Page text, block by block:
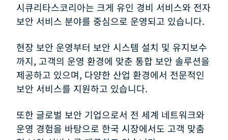
시큐리타스코리아는 크게 유인 경비 서비스와 전자
보안 서비스 분야를 중심으로 운영되고 있습니다.
현장 보안 운영부터 보안 시스템 설치 및 유지보수
까지, 고객의 운영 환경에 맞춘 통합 보안 솔루션을
제공하고 있으며, 다양한 산업 환경에서 전문적인
보안 서비스를 지원하고 있습니다.
또한 글로벌 보안 기업으로서 전 세계 네트워크와
운영 경험을 바탕으로 한국 시장에서도 고객 맞춤